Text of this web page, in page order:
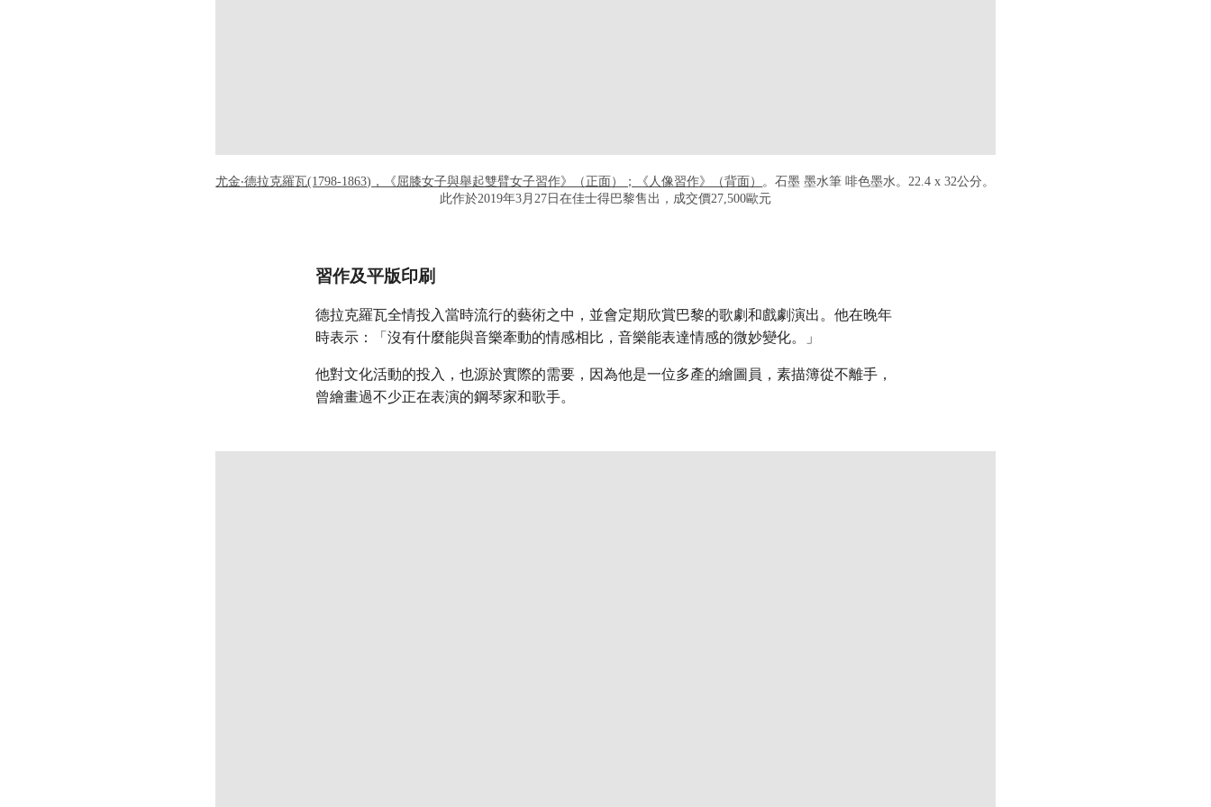
尤金‧德拉克羅瓦(1798-1863)，《屈膝女子與舉起雙臂女子習作》（正面）；《人像習作》（背面）
。石墨 墨水筆 啡色墨水。22.4 x 32公分。
此作於2019年3月27日在佳士得巴黎售出，成交價27,500歐元
習作及平版印刷
德拉克羅瓦全情投入當時流行的藝術之中，並會定期欣賞巴黎的歌劇和戲劇演出。他在晚年
時表示：「沒有什麼能與音樂牽動的情感相比，音樂能表達情感的微妙變化。」
他對文化活動的投入，也源於實際的需要，因為他是一位多產的繪圖員，素描簿從不離手，
曾繪畫過不少正在表演的鋼琴家和歌手。